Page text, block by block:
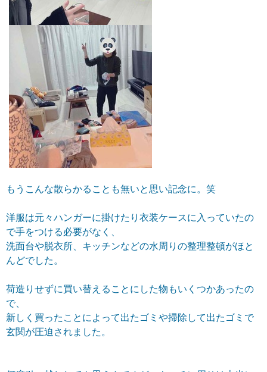
もうこんな散らかることも無いと思い記念に。笑
洋服は元々ハンガーに掛けたり衣装ケースに入っていたの
で手をつける必要がなく、
洗面台や脱衣所、キッチンなどの水周りの整理整頓がほと
んどでした。
荷造りせずに買い替えることにした物もいくつかあったの
で、
新しく買ったことによって出たゴミや掃除して出たゴミで
玄関が圧迫されました。